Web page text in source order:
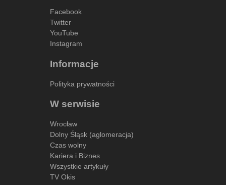
Facebook
Twitter
YouTube
Instagram
Informacje
Polityka prywatności
W serwisie
Wrocław
Dolny Śląsk (aglomeracja)
Czas wolny
Kariera i Biznes
Wszystkie artykuły
TV Okis